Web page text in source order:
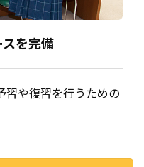
を完備
習や復習を行うための